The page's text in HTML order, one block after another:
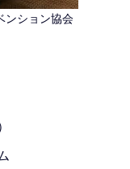
ンション協会